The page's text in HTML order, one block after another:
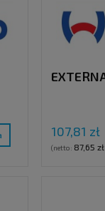
107,81 zł
(netto: 87,65 zł